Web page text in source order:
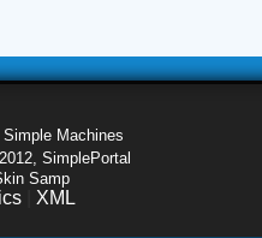
Simple Machines
SimplePortal
Samp
XML